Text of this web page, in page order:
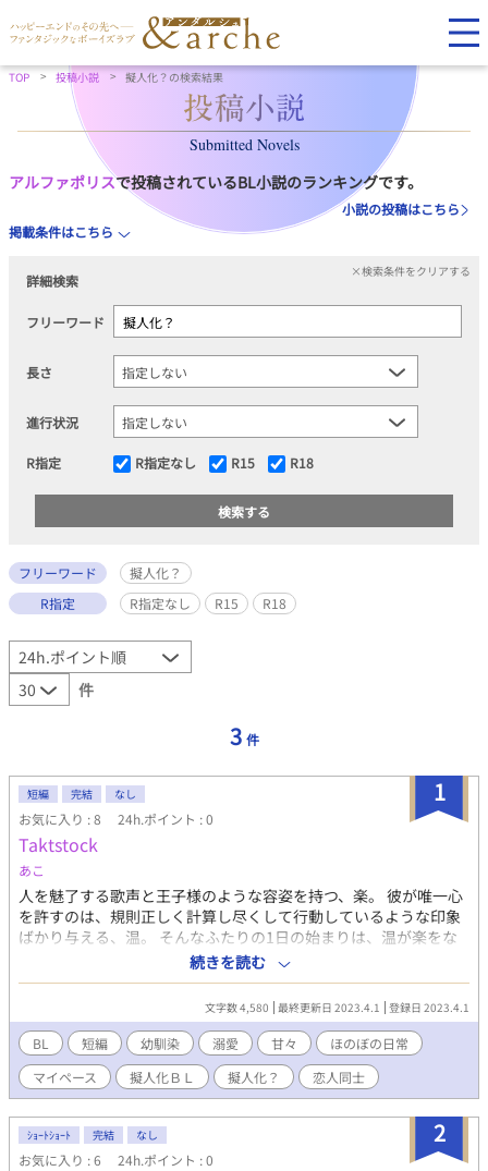
TOP 投稿小説 擬人化？の検索結果
Submitted Novels
アルファポリスで投稿されているBL小説のランキングです。
小説の投稿はこちら
掲載条件はこちら
詳細検索
×検索条件をクリアする
フリーワード
長さ
進行状況
R指定 R指定なし R15 R18
フリーワード
擬人化？
R指定
R指定なし R15 R18
件
3 件
1
短編 完結 なし
お気に入り : 8 24h.ポイント : 0
Taktstock
あこ
人を魅了する歌声と王子様のような容姿を持つ、楽。 彼が唯一心
を許すのは、規則正しく計算し尽くして行動しているような印象
ばかり与える、温。 そんなふたりの1日の始まりは、温が楽をな
んとか起こすことから始まる。 ▷ マイペースな攻め（楽）と、キ
チキチッとしてる受け（温） ▷ ほのぼの日常のひとこま。 ▷ ピ
アノ×メトロノームの擬人化にチャレンジしたけど、擬人化らし
さが行方不明。
続きを読む
文字数 4,580 最終更新日 2023.4.1 登録日 2023.4.1
BL 短編 幼馴染 溺愛 甘々
ほのぼの日常
マイペース
擬人化ＢＬ 擬人化？ 恋人同士
2
ｼｮｰﾄｼｮｰﾄ 完結 なし
お気に入り : 6 24h.ポイント : 0